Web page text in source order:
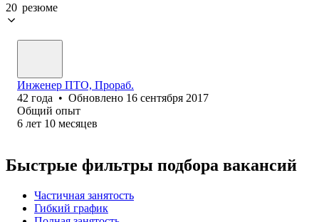
20 резюме
Инженер ПТО, Прораб.
42 года • Обновлено 16 сентября 2017
Общий опыт
6 лет 10 месяцев
Быстрые фильтры подбора вакансий
Частичная занятость
Гибкий график